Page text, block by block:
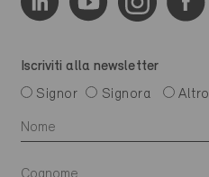
Iscriviti alla newsletter
Signor
Signora Altro